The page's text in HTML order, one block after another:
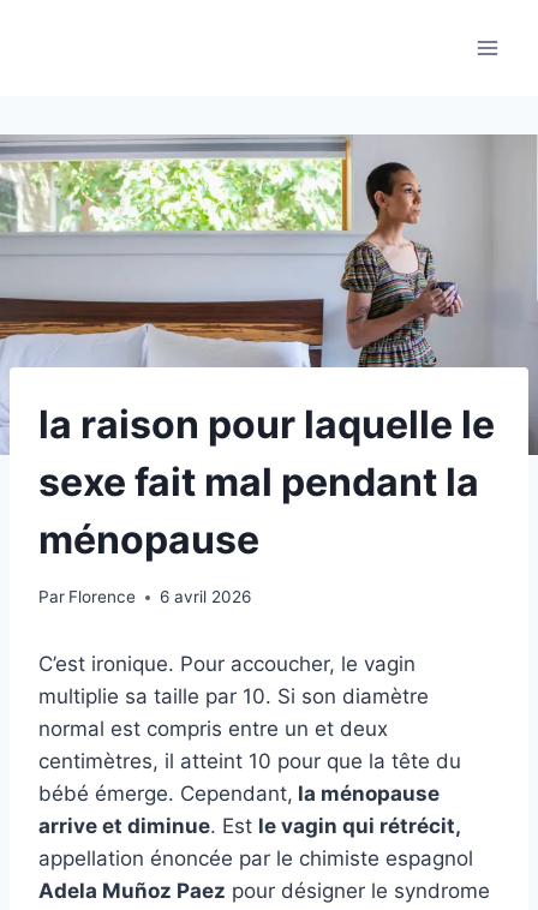
la raison pour laquelle le
sexe fait mal pendant la
ménopause
Par Florence 6 avril 2026
C’est ironique. Pour accoucher, le vagin
multiplie sa taille par 10. Si son diamètre
normal est compris entre un et deux
centimètres, il atteint 10 pour que la tête du
bébé émerge. Cependant, la ménopause
arrive et diminue. Est le vagin qui rétrécit,
appellation énoncée par le chimiste espagnol
Adela Muñoz Paez pour désigner le syndrome